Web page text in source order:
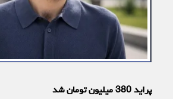
پراید 380 میلیون تومان شد